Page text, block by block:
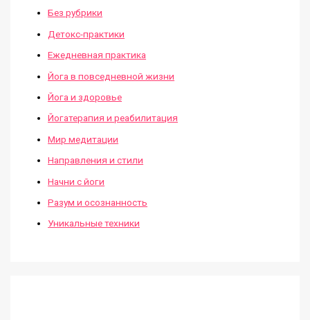
Без рубрики
Детокс-практики
Ежедневная практика
Йога в повседневной жизни
Йога и здоровье
Йогатерапия и реабилитация
Мир медитации
Направления и стили
Начни с йоги
Разум и осознанность
Уникальные техники